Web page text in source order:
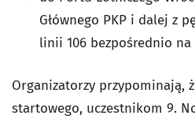
Głównego PKP i dalej z
linii 106 bezpośrednio
Organizatorzy przypominają,
startowego, uczestnikom 9.